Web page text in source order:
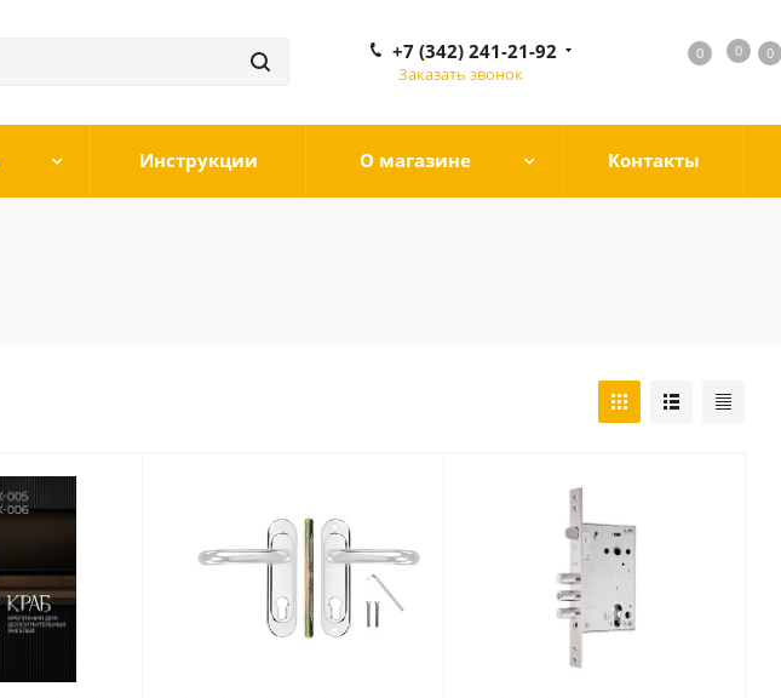
0 0 0
0
+7 (342) 241-21-92
Заказать звонок
Инструкции О магазине Контакты